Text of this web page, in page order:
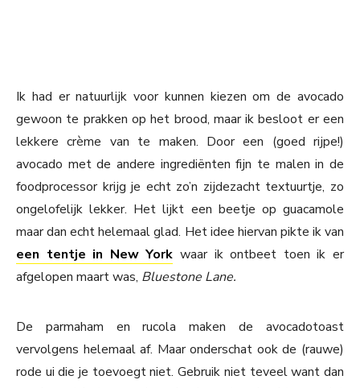
Ik had er natuurlijk voor kunnen kiezen om de avocado
gewoon te prakken op het brood, maar ik besloot er een
lekkere crème van te maken. Door een (goed rijpe!)
avocado met de andere ingrediënten fijn te malen in de
foodprocessor krijg je echt zo’n zijdezacht textuurtje, zo
ongelofelijk lekker. Het lijkt een beetje op guacamole
maar dan echt helemaal glad. Het idee hiervan pikte ik van
een tentje in New York waar ik ontbeet toen ik er
afgelopen maart was, Bluestone Lane.
De parmaham en rucola maken de avocadotoast
vervolgens helemaal af. Maar onderschat ook de (rauwe)
rode ui die je toevoegt niet. Gebruik niet teveel want dan